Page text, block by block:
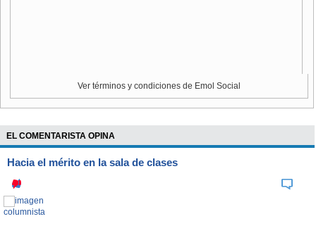
Ver términos y condiciones de Emol Social
EL COMENTARISTA OPINA
Hacia el mérito en la sala de clases